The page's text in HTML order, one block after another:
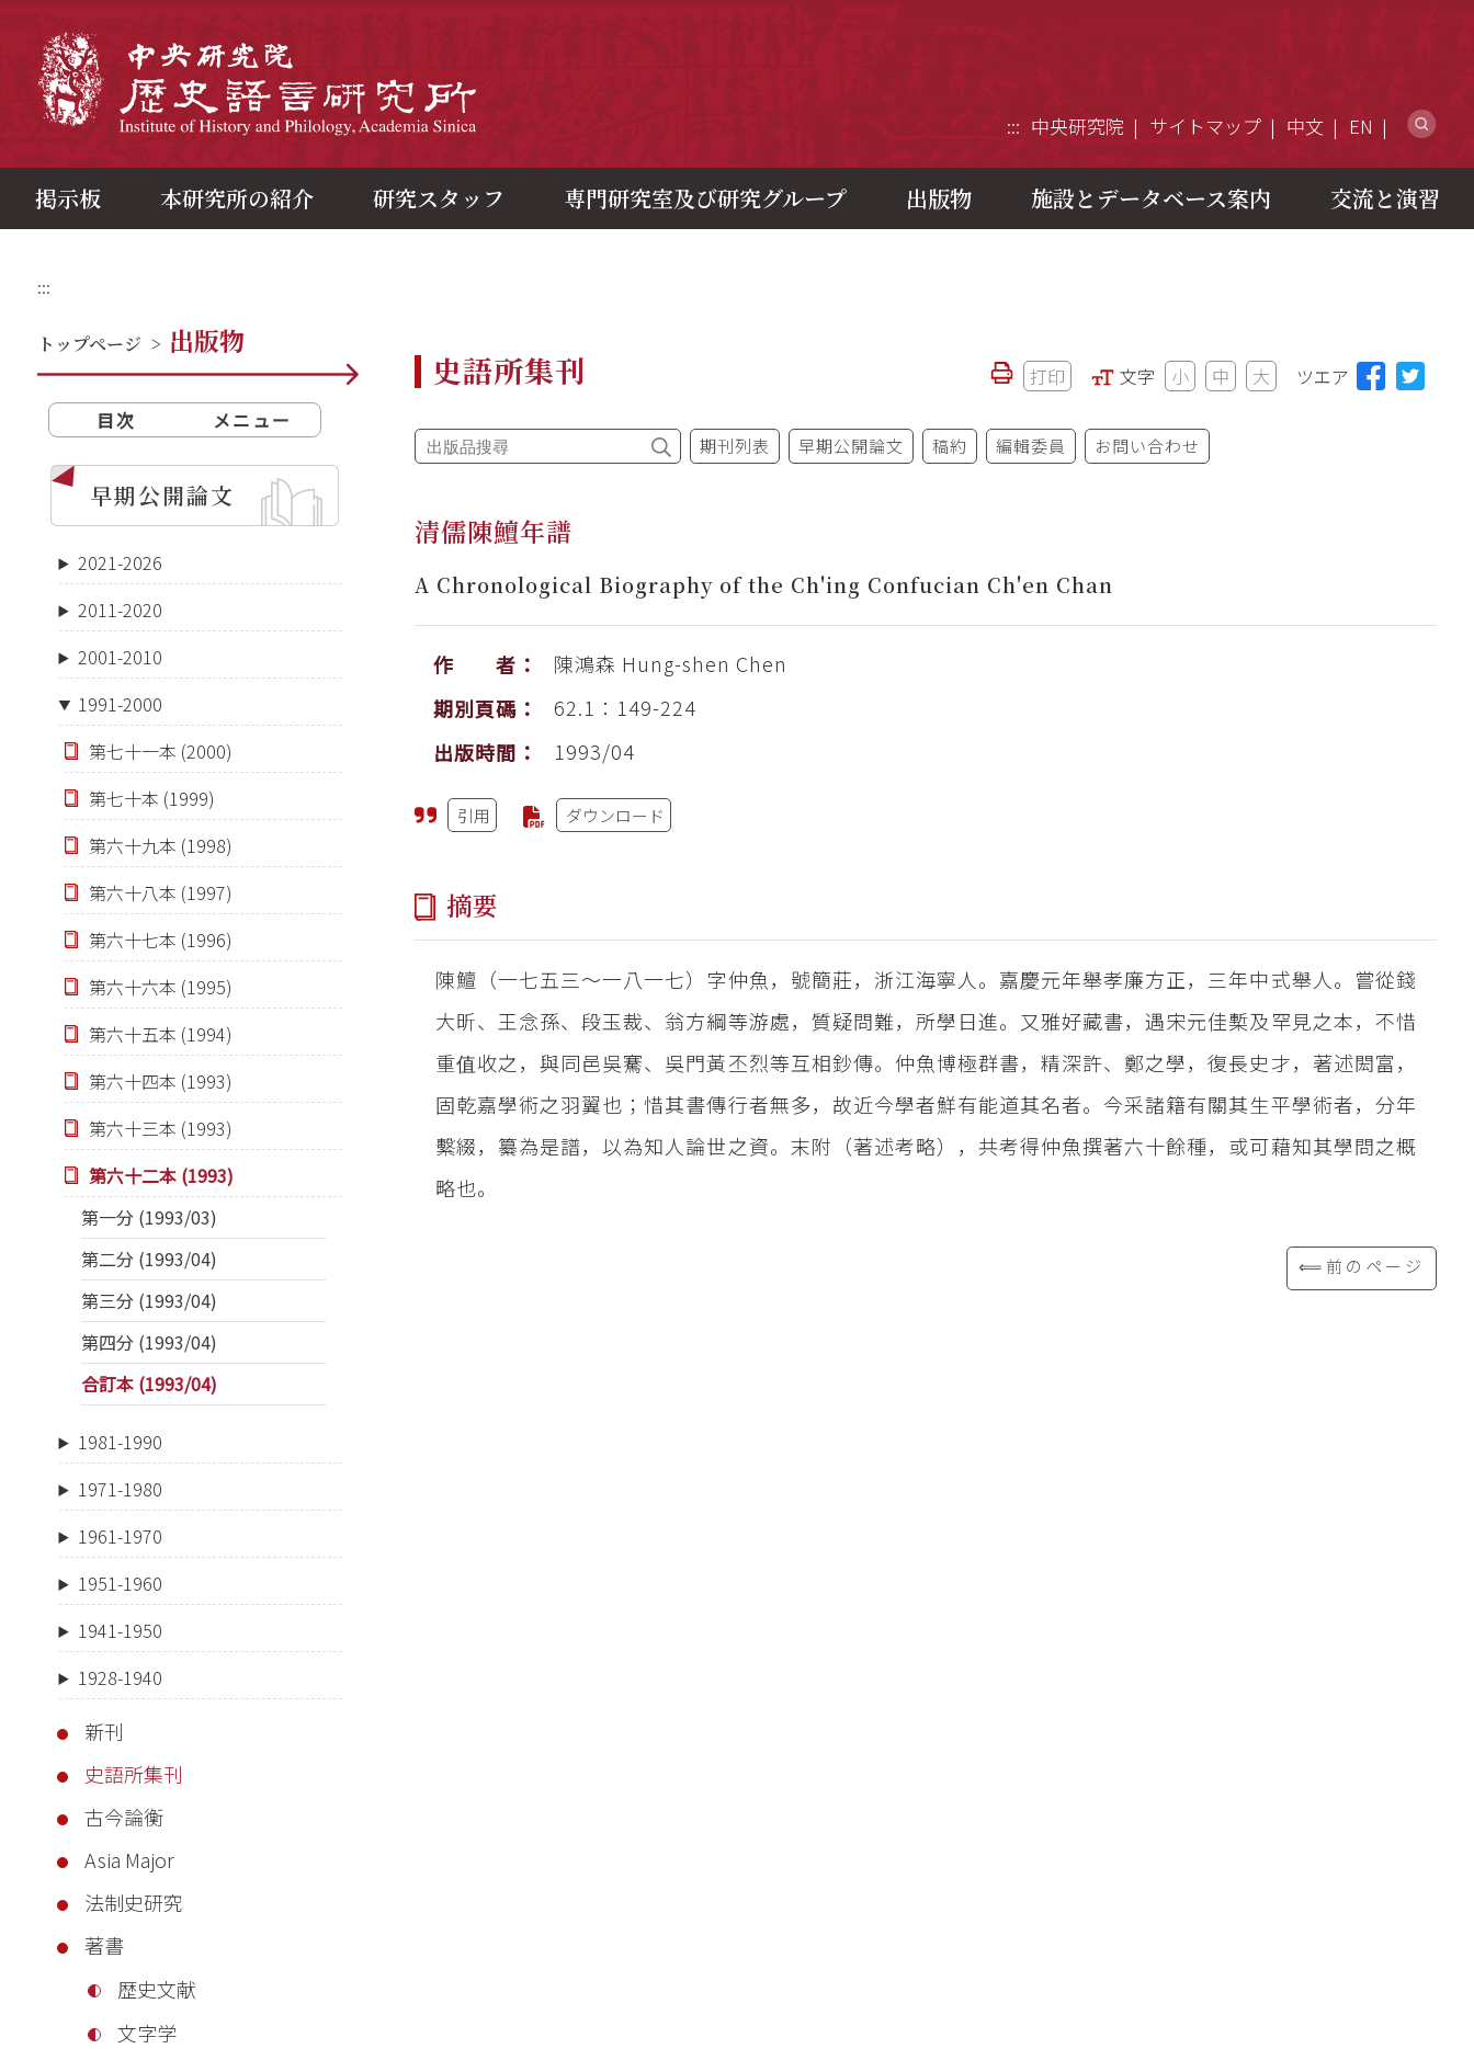
::: 中央研究院 サイトマップ 中文 EN
掲示板 本研究所の紹介 研究スタッフ 専門研究室及び研究グループ 出版物 施設とデータベース案内 交流と演習
:::
トップページ > 出版物
目次 メニュー
早期公開論文
2021-2026
2011-2020
2001-2010
1991-2000
第七十一本 (2000)
第七十本 (1999)
第六十九本 (1998)
第六十八本 (1997)
第六十七本 (1996)
第六十六本 (1995)
第六十五本 (1994)
第六十四本 (1993)
第六十三本 (1993)
第六十二本 (1993)
第一分 (1993/03)
第二分 (1993/04)
第三分 (1993/04)
第四分 (1993/04)
合訂本 (1993/04)
1981-1990
1971-1980
1961-1970
1951-1960
1941-1950
1928-1940
新刊
史語所集刊
古今論衡
Asia Major
法制史研究
著書
歴史文献
文字学
史語所集刊 打印 文字 小 中 大 ツエア
期刊列表 早期公開論文 稿約 編輯委員 お問い合わせ
清儒陳鱣年譜
A Chronological Biography of the Ch'ing Confucian Ch'en Chan
作 者： 陳鴻森 Hung-shen Chen
期別頁碼：
62.1：149-224
出版時間：
1993/04
引用 ダウンロード
摘要
陳鱣（一七五三～一八一七）字仲魚，號簡莊，浙江海寧人。嘉慶元年舉孝廉方正，三年中式舉人。嘗從錢
大昕、王念孫、段玉裁、翁方綱等游處，質疑問難，所學日進。又雅好藏書，遇宋元佳槧及罕見之本，不惜
重值收之，與同邑吳騫、吳門黃丕烈等互相鈔傳。仲魚博極群書，精深許、鄭之學，復長史才，著述閎富，
固乾嘉學術之羽翼也；惜其書傳行者無多，故近今學者鮮有能道其名者。今采諸籍有關其生平學術者，分年
繫綴，纂為是譜，以為知人論世之資。末附（著述考略），共考得仲魚撰著六十餘種，或可藉知其學問之概
略也。
⟸前のページ